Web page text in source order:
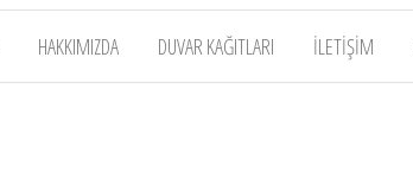
HAKKIMIZDA DUVAR KAĞITLARI İLETİŞİM